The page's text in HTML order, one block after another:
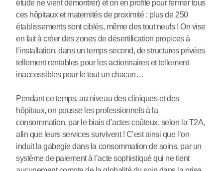
étude ne vient démontrer) et on en profite pour fermer tous
ces hôpitaux et maternités de proximité : plus de 250
établissements sont ciblés, même des tout neufs ! On vise
en fait à créer des zones de désertification propices à
l’installation, dans un temps second, de structures privées
tellement rentables pour les actionnaires et tellement
inaccessibles pour le tout un chacun…
Pendant ce temps, au niveau des cliniques et des
hôpitaux, on pousse les professionnels à la
consommation, par le biais d’actes coûteux, selon la T2A,
afin que leurs services survivent ! C’est ainsi que l’on
induit la gabegie dans la consommation de soins, par un
système de paiement à l’acte sophistiqué qui ne tient